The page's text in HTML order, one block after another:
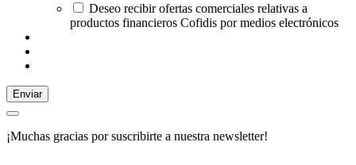
Deseo recibir ofertas comerciales relativas a
productos financieros Cofidis por medios electrónicos
Enviar
¡Muchas gracias por suscribirte a nuestra newsletter!